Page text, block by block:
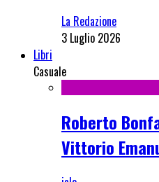
La Redazione
3 Luglio 2026
Libri
Casuale
Roberto
Vittorio